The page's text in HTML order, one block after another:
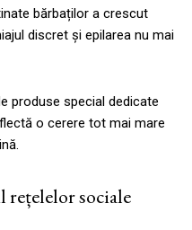
bărbaților a crescut
discret și epilarea nu mai
produse special dedicate
o cerere tot mai mare
sociale